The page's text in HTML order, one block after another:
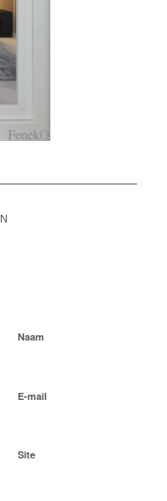
Naam
E-mail
Site